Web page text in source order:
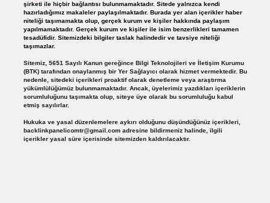
şirketi ile hiçbir bağlantısı bulunmamaktadır. Sitede yalnızca kendi
hazırladığımız makaleler paylaşılmaktadır. Burada yer alan içerikler haber
niteliği taşımamakta olup, gerçek kurum ve kişiler hakkında paylaşım
yapılmamaktadır. Gerçek kurum ve kişiler ile isim benzerlikleri tamamen
tesadüfidir. Sitemizdeki bilgiler taslak halindedir ve tavsiye niteliği
taşımazlar.
Sitemiz, 5651 Sayılı Kanun gereğince Bilgi Teknolojileri ve İletişim Kurumu
(BTK) tarafından onaylanmış bir Yer Sağlayıcı olarak hizmet vermektedir. Bu
nedenle, sitedeki içerikleri proaktif olarak denetleme veya araştırma
yükümlülüğümüz bulunmamaktadır. Ancak, üyelerimiz yazdıkları içeriklerin
sorumluluğunu taşımakta olup, siteye üye olarak bu sorumluluğu kabul
etmiş sayılırlar.
Hukuka ve yasal düzenlemelere aykırı olduğunu düşündüğünüz içerikleri,
backlinkpanelicomtr@gmail.comadresine bildirmeniz halinde, ilgili
içerikler yasal süre içerisinde sitemizden kaldırılacaktır.